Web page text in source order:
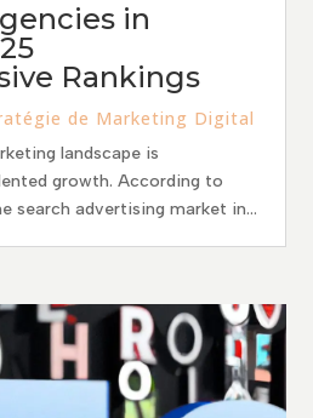
in
Rankings
de Marketing Digital
landscape is
growth. According to
search advertising market in...